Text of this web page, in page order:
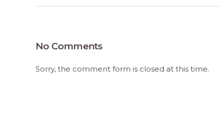
No Comments
Sorry, the comment form is closed at this time.